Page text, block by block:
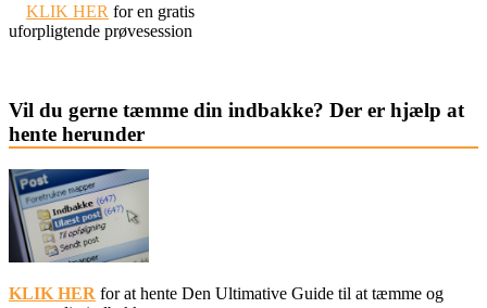
KLIK HER for en gratis
uforpligtende prøvesession
Vil du gerne tæmme din indbakke? Der er hjælp at
hente herunder
KLIK HER for at hente Den Ultimative Guide til at tæmme og